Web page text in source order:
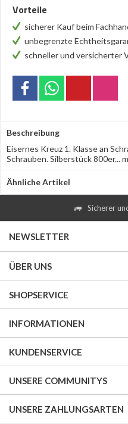
Vorteile
sicherer Kauf beim
unbegrenzte
schneller und versicherter
Beschreibung
Eisernes Kreuz 1. Klasse an
Schrauben. Silberstück 800er...
Ähnliche Artikel
Sicherer
NEWSLETTER
ÜBER UNS
SHOPSERVICE
INFORMATIONEN
KUNDENSERVICE
UNSERE COMMUNITYS
UNSERE ZAHLUNGSARTEN